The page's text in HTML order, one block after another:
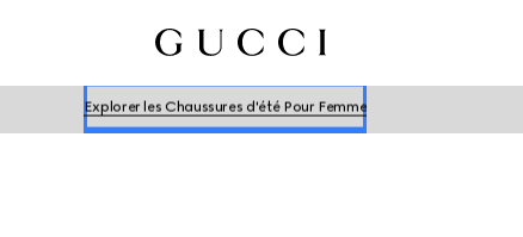
Explore les Chaussures d'été Pour Homme